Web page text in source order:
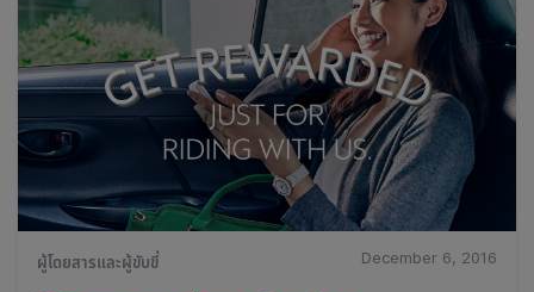
ผู้โดยสารและผู้ขับขี่ December 6, 2016